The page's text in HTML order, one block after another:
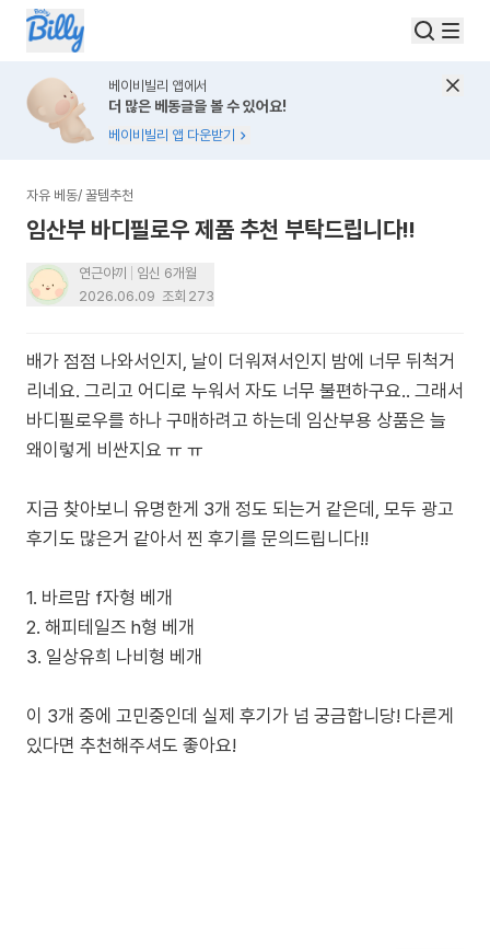
베이비빌리 앱에서
더 많은 베동글을 볼 수 있어요!
베이비빌리 앱 다운받기
자유 베동/ 꿀템추천
임산부 바디필로우 제품 추천 부탁드립니다!!
연근야끼
임신 6개월
2026.06.09 조회 273
배가 점점 나와서인지, 날이 더워져서인지 밤에 너무 뒤척거
리네요. 그리고 어디로 누워서 자도 너무 불편하구요.. 그래서
바디필로우를 하나 구매하려고 하는데 임산부용 상품은 늘
왜이렇게 비싼지요 ㅠ ㅠ
지금 찾아보니 유명한게 3개 정도 되는거 같은데, 모두 광고
후기도 많은거 같아서 찐 후기를 문의드립니다!!
1. 바르맘 f자형 베개
2. 해피테일즈 h형 베개
3. 일상유희 나비형 베개
이 3개 중에 고민중인데 실제 후기가 넘 궁금합니당! 다른게
있다면 추천해주셔도 좋아요!